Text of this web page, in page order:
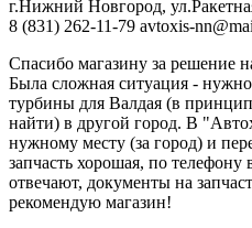
г.Нижний Новгород,
8 (831) 262-11-79 avtoxis-
Спасибо магазину за решение
Была сложная ситуация -
турбины для Валдая (в
найти) в другой город. В
нужному месту (за город) и
запчасть хорошая, по телефону
отвечают, документы на
рекомендую магазин!